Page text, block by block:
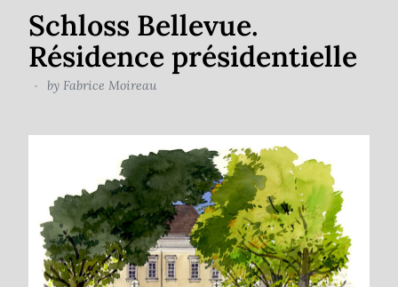
Schloss Bellevue.
Résidence présidentielle
by Fabrice Moireau